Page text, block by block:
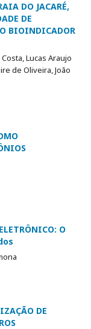
DO JACARÉ,
DE
BIOINDICADOR
Lucas Araujo
de Oliveira, João
O
DE